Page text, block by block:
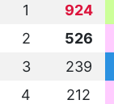
1 924
2
526
3
239
4
212